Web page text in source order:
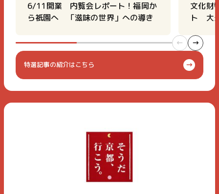
6/11開業 内覧会レポート！福岡か
ら祇園へ 「滋味の世界」への導き
文化財
ト 大
特選記事の紹介はこちら